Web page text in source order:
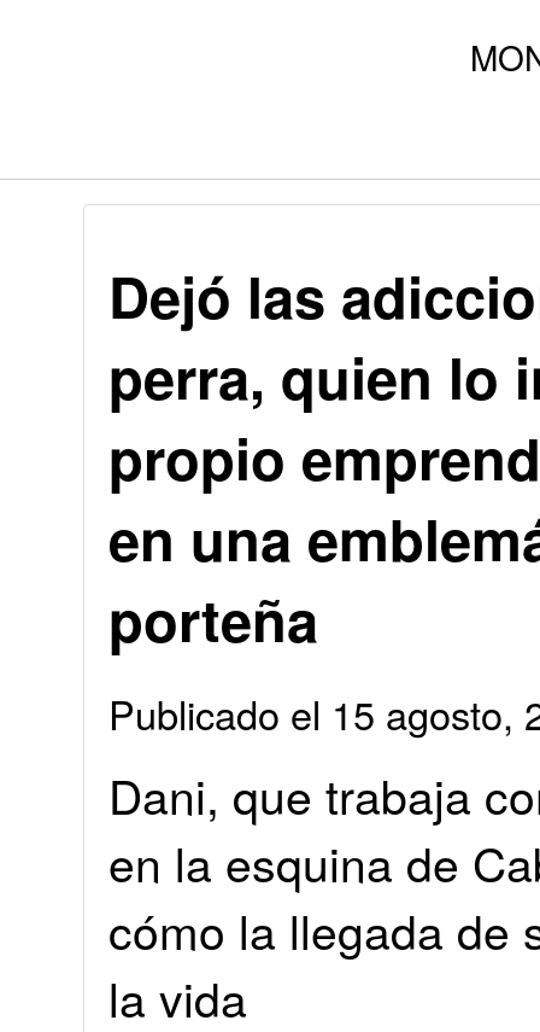
Dejó las
perra, quien lo
propio
en una
porteña
Publicado el 15 agosto,
Dani, que trabaja
en la esquina de
cómo la llegada de
la vida